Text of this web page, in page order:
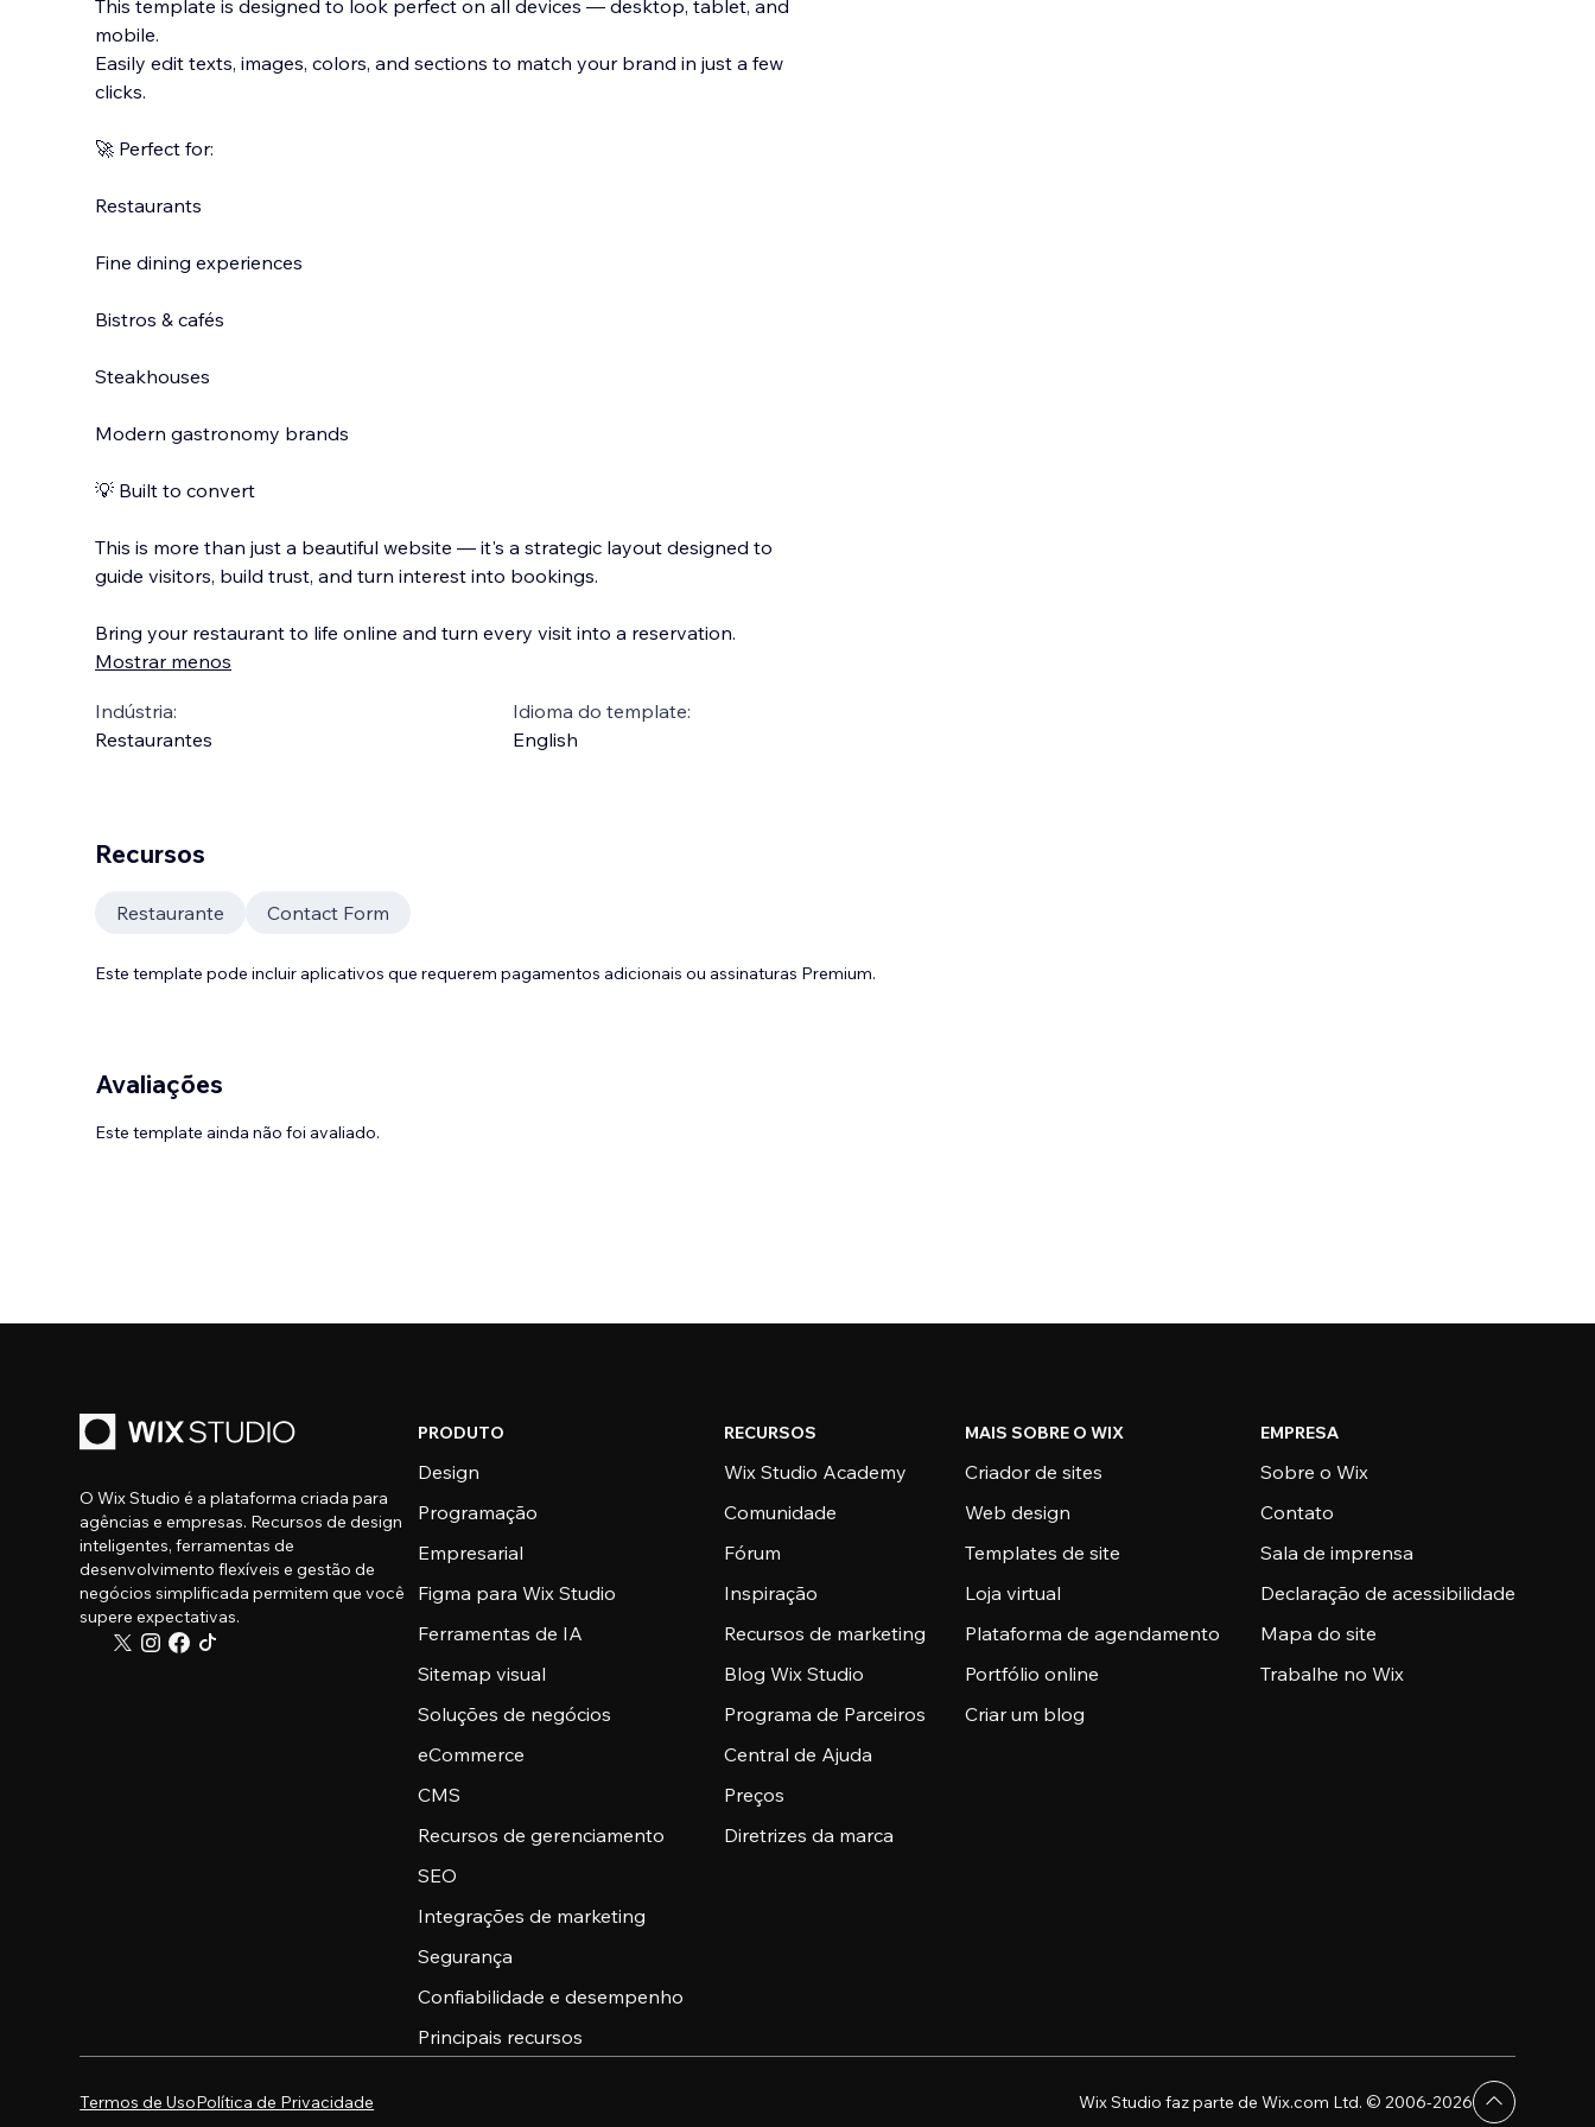
This template is designed to look perfect on all devices — desktop, tablet, and
mobile.
Easily edit texts, images, colors, and sections to match your brand in just a few
clicks.
🚀 Perfect for:
Restaurants
Fine dining experiences
Bistros & cafés
Steakhouses
Modern gastronomy brands
💡 Built to convert
This is more than just a beautiful website — it's a strategic layout designed to
guide visitors, build trust, and turn interest into bookings.
Bring your restaurant to life online and turn every visit into a reservation.
Mostrar menos
Indústria:
Restaurantes
Idioma do template:
English
Recursos
Restaurante Contact Form
Este template pode incluir aplicativos que requerem pagamentos adicionais ou assinaturas Premium.
Avaliações
Este template ainda não foi avaliado.
O Wix Studio é a plataforma criada para
agências e empresas. Recursos de design
inteligentes, ferramentas de
desenvolvimento flexíveis e gestão de
negócios simplificada permitem que você
supere expectativas.
PRODUTO
Design
Programação
Empresarial
Figma para Wix Studio
Ferramentas de IA
Sitemap visual
Soluções de negócios
eCommerce
CMS
Recursos de gerenciamento
SEO
Integrações de marketing
Segurança
Confiabilidade e desempenho
Principais recursos
RECURSOS
Wix Studio Academy
Comunidade
Fórum
Inspiração
Recursos de marketing
Blog Wix Studio
Programa de Parceiros
Central de Ajuda
Preços
Diretrizes da marca
MAIS SOBRE O WIX
Criador de sites
Web design
Templates de site
Loja virtual
Plataforma de agendamento
Portfólio online
Criar um blog
EMPRESA
Sobre o Wix
Contato
Sala de imprensa
Declaração de acessibilidade
Mapa do site
Trabalhe no Wix
Termos de UsoPolítica de Privacidade Wix Studio faz parte de Wix.com Ltd. © 2006-2026